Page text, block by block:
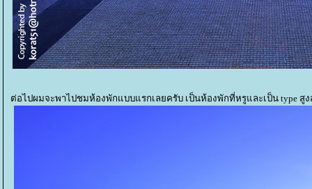
ต่อไปผมจะพาไปชมห้องพักแบบแรกเลยครับ เป็นห้องพักที่หรูและเป็น type สูง